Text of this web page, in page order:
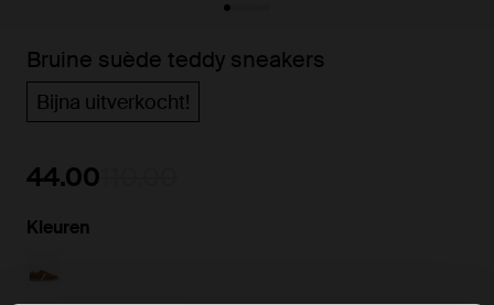
Bruine suède teddy sneakers
Bijna uitverkocht!
44.00
Kleuren